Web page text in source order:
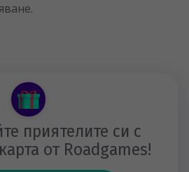
приятелите си с
от Roadgames!